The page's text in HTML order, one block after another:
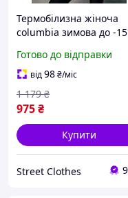
Термобілизна жіноча
columbia зимова до -
натільний з
відображенням тепла
колумбія
Готово до відправки
від98₴/міс
975₴
1 179 ₴
Купити
Street Clothes